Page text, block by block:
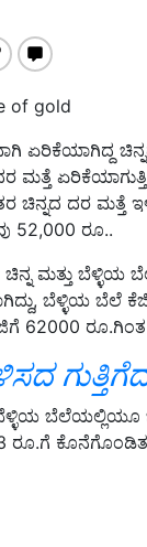
of gold
ಏರಿಕೆಯಾಗಿದ್ದ
ಚಿನ್ನದ ದರ ಮತ್ತೆ
52,000 ರೂ..
ಚಿನ್ನ ಮತ್ತು
ಬೆಳ್ಳಿಯ ಬೆಲೆ
62000
ಬೆಲೆಯಲ್ಲಿಯೂ
ರೂ.ಗೆ